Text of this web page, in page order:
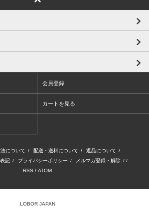
会員登録
カートを見る
について / 配送・送料について / 返品について /
記 / プライバシーポリシー / メルマガ登録・解除 / /
RSS / ATOM
LOBOR JAPAN